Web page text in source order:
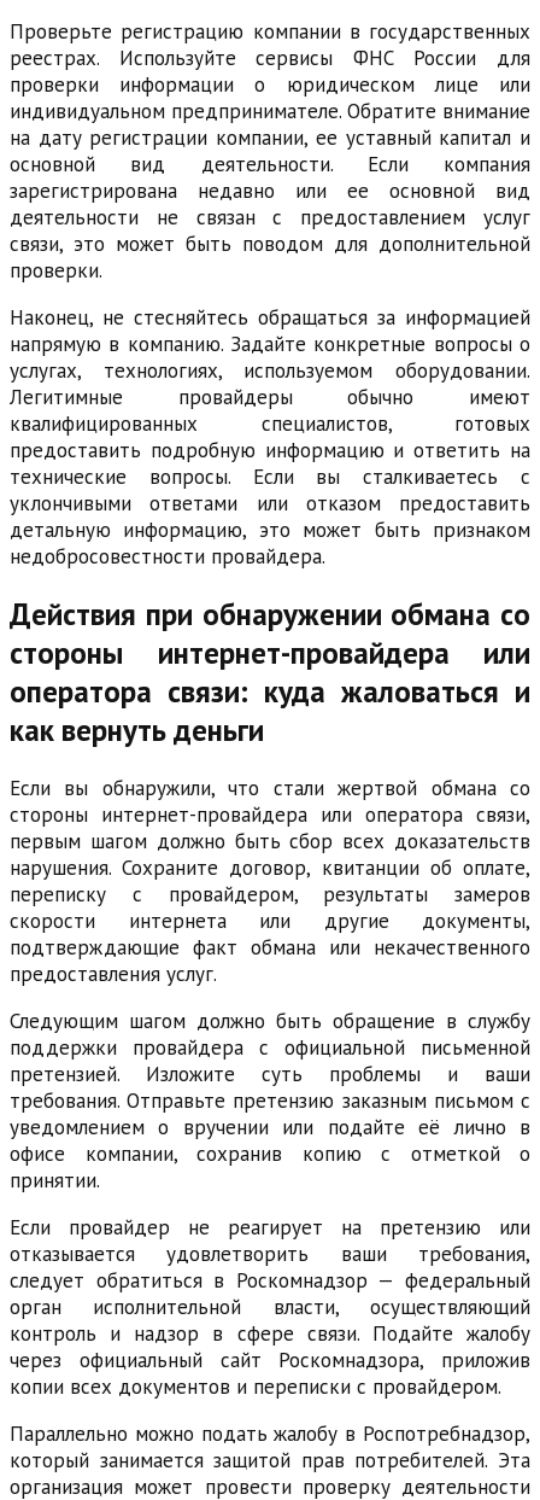
Проверьте регистрацию компании в государственных
реестрах. Используйте сервисы ФНС России для
проверки информации о юридическом лице или
индивидуальном предпринимателе. Обратите внимание
на дату регистрации компании, ее уставный капитал и
основной вид деятельности. Если компания
зарегистрирована недавно или ее основной вид
деятельности не связан с предоставлением услуг
связи, это может быть поводом для дополнительной
проверки.
Наконец, не стесняйтесь обращаться за информацией
напрямую в компанию. Задайте конкретные вопросы о
услугах, технологиях, используемом оборудовании.
Легитимные провайдеры обычно имеют
квалифицированных специалистов, готовых
предоставить подробную информацию и ответить на
технические вопросы. Если вы сталкиваетесь с
уклончивыми ответами или отказом предоставить
детальную информацию, это может быть признаком
недобросовестности провайдера.
Действия при обнаружении обмана со
стороны интернет-провайдера или
оператора связи: куда жаловаться и
как вернуть деньги
Если вы обнаружили, что стали жертвой обмана со
стороны интернет-провайдера или оператора связи,
первым шагом должно быть сбор всех доказательств
нарушения. Сохраните договор, квитанции об оплате,
переписку с провайдером, результаты замеров
скорости интернета или другие документы,
подтверждающие факт обмана или некачественного
предоставления услуг.
Следующим шагом должно быть обращение в службу
поддержки провайдера с официальной письменной
претензией. Изложите суть проблемы и ваши
требования. Отправьте претензию заказным письмом с
уведомлением о вручении или подайте её лично в
офисе компании, сохранив копию с отметкой о
принятии.
Если провайдер не реагирует на претензию или
отказывается удовлетворить ваши требования,
следует обратиться в Роскомнадзор — федеральный
орган исполнительной власти, осуществляющий
контроль и надзор в сфере связи. Подайте жалобу
через официальный сайт Роскомнадзора, приложив
копии всех документов и переписки с провайдером.
Параллельно можно подать жалобу в Роспотребнадзор,
который занимается защитой прав потребителей. Эта
организация может провести проверку деятельности